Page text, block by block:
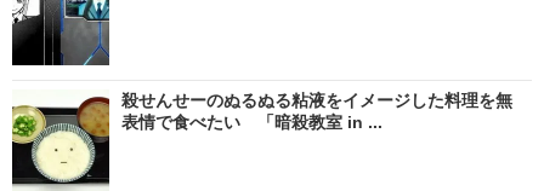
殺せんせーのぬるぬる粘液をイメージした料理を無
表情で食べたい 「暗殺教室 in ...